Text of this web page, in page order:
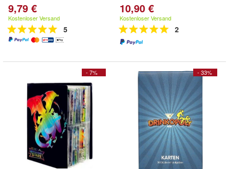
9,79 €
Kostenloser Versand
5
10,90 €
Kostenloser Versand
2
- 7% - 33%